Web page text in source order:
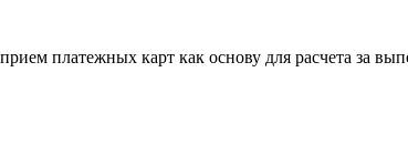
платежных карт как основу для расчета за